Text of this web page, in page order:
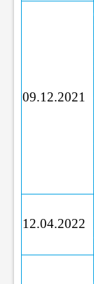
09.12.2021
12.04.2022